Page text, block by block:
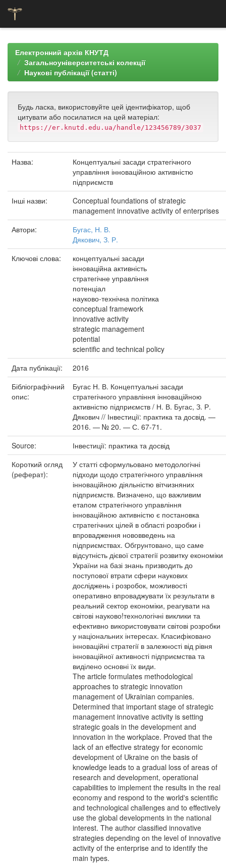
navigationЕлектронний архів КНУТД
Загальноуніверситетські колекції
Наукові публікації (статті)
Будь ласка, використовуйте цей ідентифікатор, щоб
цитувати або посилатися на цей матеріал:
https://er.knutd.edu.ua/handle/123456789/3037
Назва:
Концептуальні засади стратегічного
управління інноваційною активністю
підприємств
Інші назви:
Conceptual foundations of strategic
management innovative activity of enterprises
Автори:
Бугас, Н. В.
Дякович, З. Р.
Ключові слова:
концептуальні засади
інноваційна активність
стратегічне управління
потенціал
науково-технічна політика
conceptual framework
innovative activity
strategic management
potential
scientific and technical policy
Дата публікації:
2016
Бібліографічний
опис:
Бугас Н. В. Концептуальні засади
стратегічного управління інноваційною
активністю підприємств / Н. В. Бугас, З. Р.
Дякович // Інвестиції: практика та досвід. —
2016. — № 20. — С. 67-71.
Source:
Інвестиції: практика та досвід
Короткий огляд
(реферат):
У статті сформульовано методологічні
підходи щодо стратегічного управління
інноваційною діяльністю вітчизняних
підприємств. Визначено, що важливим
етапом стратегічного управління
інноваційною активністю є постановка
стратегічних цілей в області розробки і
впровадження нововведень на
підприємствах. Обгрунтовано, що саме
відсутність дієвої стратегії розвитку економіки
України на базі знань призводить до
поступової втрати сфери наукових
досліджень і розробок, можливості
оперативно впроваджувати їх результати в
реальний сектор економіки, реагувати на
світові науково!технологічні виклики та
ефективно використовувати світові розробки
у національних інтересах. Класифіковано
інноваційні стратегії в залежності від рівня
інноваційної активності підприємства та
виділено основні їх види.
The article formulates methodological
approaches to strategic innovation
management of Ukrainian companies.
Determined that important stage of strategic
management innovative activity is setting
strategic goals in the development and
innovation in the workplace. Proved that the
lack of an effective strategy for economic
development of Ukraine on the basis of
knowledge leads to a gradual loss of areas of
research and development, operational
capabilities to implement the results in the real
economy and respond to the world's scientific
and technological challenges and to effectively
use the global developments in the national
interest. The author classified innovative
strategies depending on the level of innovative
activity of the enterprise and to identify the
main types.